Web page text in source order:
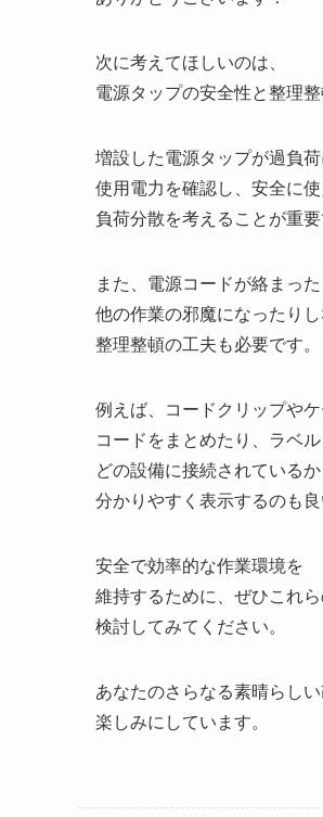
次に考えてほしいのは、
電源タップの安全性と整理整
増設した電源タップが過負
使用電力を確認し、安全に
負荷分散を考えることが重要
また、電源コードが絡まった
他の作業の邪魔になったり
整理整頓の工夫も必要です。
例えば、コードクリップや
コードをまとめたり、ラベ
どの設備に接続されている
分かりやすく表示するのも良
安全で効率的な作業環境を
維持するために、ぜひこれ
検討してみてください。
あなたのさらなる素晴らし
楽しみにしています。